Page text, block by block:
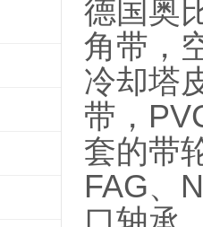
德国奥
角带，
冷却塔
带，
套的带
FAG、